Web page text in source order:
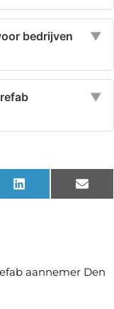
bedrijven
▼
▼
LinkedIn
aannemer Den